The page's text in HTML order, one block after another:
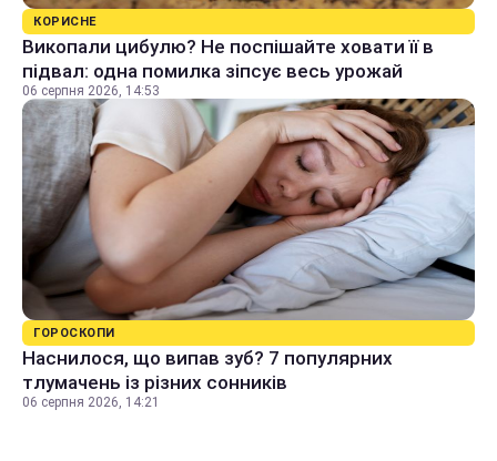
КОРИСНЕ
Викопали цибулю? Не поспішайте ховати її в
підвал: одна помилка зіпсує весь урожай
06 серпня 2026, 14:53
ГОРОСКОПИ
Наснилося, що випав зуб? 7 популярних
тлумачень із різних сонників
06 серпня 2026, 14:21